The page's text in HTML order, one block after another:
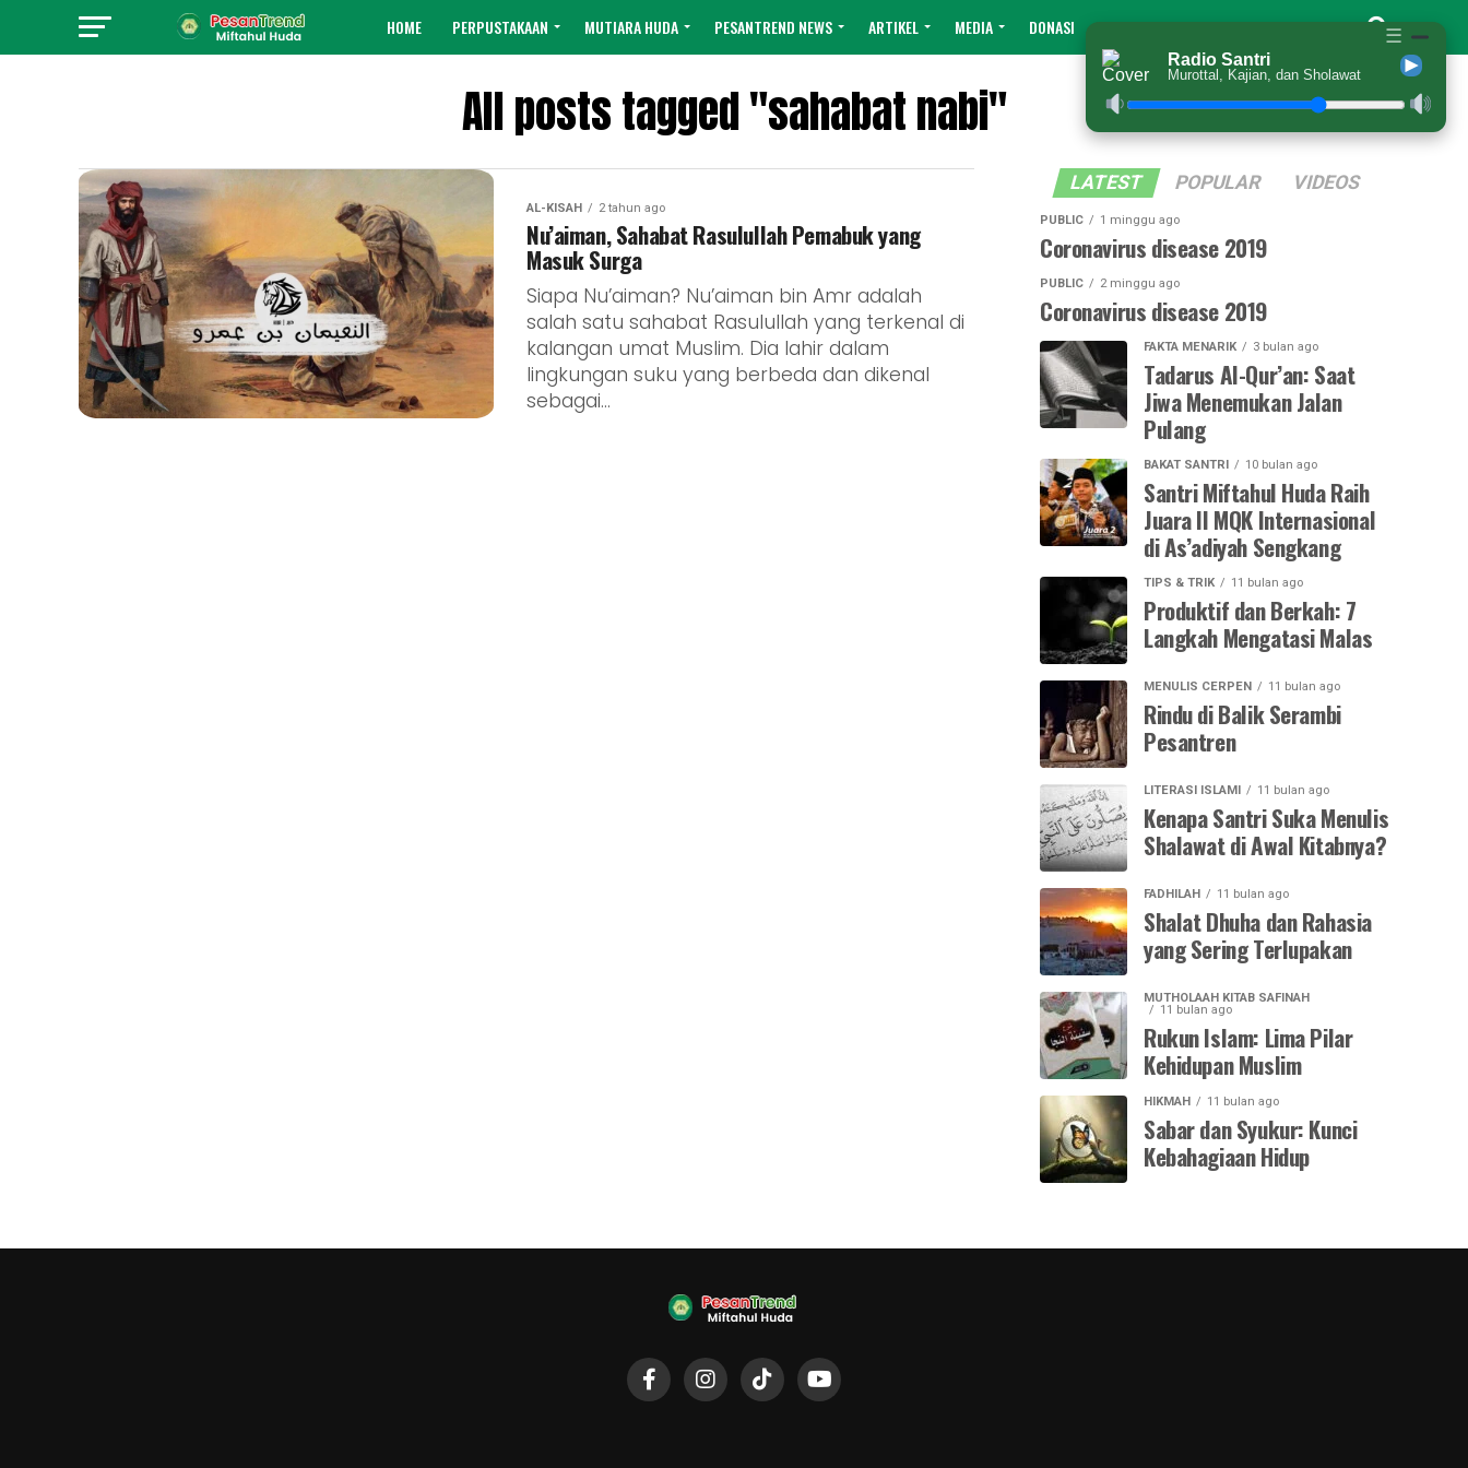
HOME PERPUSTAKAAN MUTIARA HUDA PESANTREND NEWS ARTIKEL MEDIA DONASI
All posts tagged "sahabat nabi"
AL-KISAH 2 tahun ago
Nu’aiman, Sahabat Rasulullah Pemabuk yang
Masuk Surga
Siapa Nu’aiman? Nu’aiman bin Amr adalah
salah satu sahabat Rasulullah yang terkenal di
kalangan umat Muslim. Dia lahir dalam
lingkungan suku yang berbeda dan dikenal
sebagai...
LATEST POPULAR VIDEOS
PUBLIC 1 minggu ago
Coronavirus disease 2019
PUBLIC 2 minggu ago
Coronavirus disease 2019
FAKTA MENARIK 3 bulan ago
Tadarus Al-Qur’an: Saat
Jiwa Menemukan Jalan
Pulang
BAKAT SANTRI 10 bulan ago
Santri Miftahul Huda Raih
Juara II MQK Internasional
di As’adiyah Sengkang
TIPS & TRIK 11 bulan ago
Produktif dan Berkah: 7
Langkah Mengatasi Malas
MENULIS CERPEN 11 bulan ago
Rindu di Balik Serambi
Pesantren
LITERASI ISLAMI 11 bulan ago
Kenapa Santri Suka Menulis
Shalawat di Awal Kitabnya?
FADHILAH 11 bulan ago
Shalat Dhuha dan Rahasia
yang Sering Terlupakan
MUTHOLAAH KITAB SAFINAH
11 bulan ago
Rukun Islam: Lima Pilar
Kehidupan Muslim
HIKMAH 11 bulan ago
Sabar dan Syukur: Kunci
Kebahagiaan Hidup
☰
Radio Santri
Murottal, Kajian, dan Sholawat